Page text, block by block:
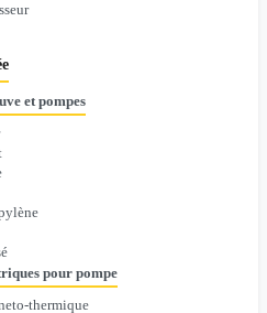
et pompes
pour pompe
thermique